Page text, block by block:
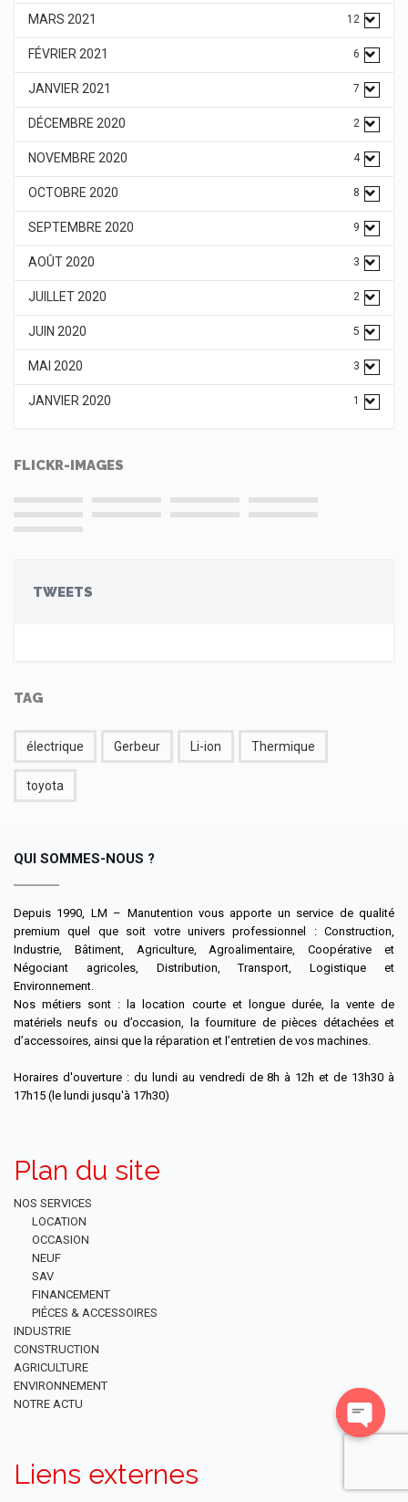
MARS 2021 12
FÉVRIER 2021 6
JANVIER 2021 7
DÉCEMBRE 2020 2
NOVEMBRE 2020 4
OCTOBRE 2020 8
SEPTEMBRE 2020 9
AOÛT 2020 3
JUILLET 2020 2
JUIN 2020 5
MAI 2020 3
JANVIER 2020 1
FLICKR-IMAGES
TWEETS
TAG
électrique Gerbeur Li-ion Thermique
toyota
QUI SOMMES-NOUS ?
Depuis 1990, LM – Manutention vous apporte un service de qualité
premium quel que soit votre univers professionnel : Construction,
Industrie, Bâtiment, Agriculture, Agroalimentaire, Coopérative et
Négociant agricoles, Distribution, Transport, Logistique et
Environnement.
Nos métiers sont : la location courte et longue durée, la vente de
matériels neufs ou d’occasion, la fourniture de pièces détachées et
d’accessoires, ainsi que la réparation et l’entretien de vos machines.
Horaires d'ouverture : du lundi au vendredi de 8h à 12h et de 13h30 à
17h15 (le lundi jusqu'à 17h30)
Plan du site
NOS SERVICES
LOCATION
OCCASION
NEUF
SAV
FINANCEMENT
PIÉCES & ACCESSOIRES
INDUSTRIE
CONSTRUCTION
AGRICULTURE
ENVIRONNEMENT
NOTRE ACTU
Liens externes
Open